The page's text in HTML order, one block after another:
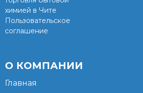
химией в Чите
Пользовательское
соглашение
О КОМПАНИИ
Главная